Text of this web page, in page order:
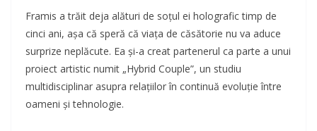
Framis a trăit deja alături de soțul ei holografic timp de
cinci ani, așa că speră că viața de căsătorie nu va aduce
surprize neplăcute. Ea și-a creat partenerul ca parte a unui
proiect artistic numit „Hybrid Couple”, un studiu
multidisciplinar asupra relațiilor în continuă evoluție între
oameni și tehnologie.